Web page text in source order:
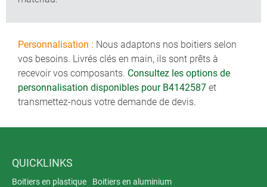
Personnalisation : Nous adaptons nos boitiers selon
vos besoins. Livrés clés en main, ils sont prêts à
recevoir vos composants. Consultez les options de
personnalisation disponibles pour B4142587 et
transmettez-nous votre demande de devis.
QUICKLINKS
Boitiers en plastique
Boitiers en aluminium